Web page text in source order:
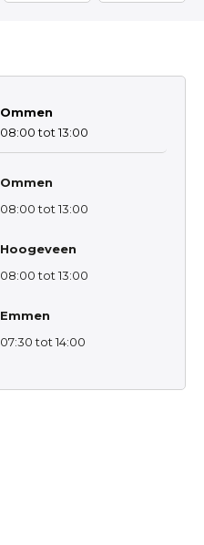
Ommen
08:00 tot 13:00
Ommen
08:00 tot 13:00
Hoogeveen
08:00 tot 13:00
Emmen
07:30 tot 14:00